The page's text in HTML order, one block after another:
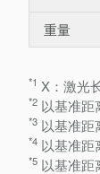
重量
*1 X：激光
*2 以基准距
*3 以基准距
*4 以基准距
*5 以基准距